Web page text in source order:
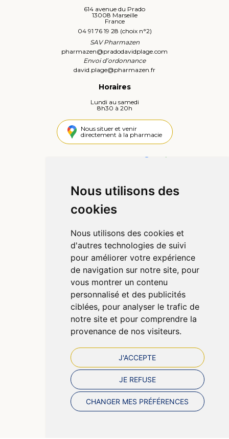
Nous utilisons des
cookies
Nous utilisons des cookies et
d'autres technologies de suivi
pour améliorer votre expérience
de navigation sur notre site, pour
vous montrer un contenu
personnalisé et des publicités
ciblées, pour analyser le trafic de
notre site et pour comprendre la
provenance de nos visiteurs.
J'ACCEPTE
JE REFUSE
CHANGER MES PRÉFÉRENCES
614 avenue du Prado
13008 Marseille
France
04 91 76 19 28 (choix n°2)
SAV Pharmazen
pharmazen@pradodavidplage.com
Envoi d’ordonnance
david.plage@pharmazen.fr
Horaires
Lundi au samedi
8h30 à 20h
Nous situer et venir
directement à la pharmacie
Informations
Qui sommes-nous ?
Déclarer un effet indésirable
Mentions légales
CGV
Données personnelles
Cookies
Préférences Cookies